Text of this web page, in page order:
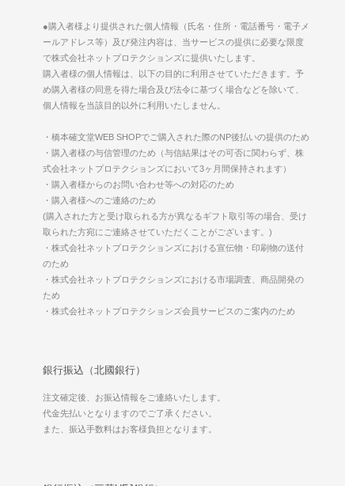
●購入者様より提供された個人情報（氏名・住所・電話番号・電子メ
ールアドレス等）及び発注内容は、当サービスの提供に必要な限度
で株式会社ネットプロテクションズに提供いたします。
購入者様の個人情報は、以下の目的に利用させていただきます。予
め購入者様の同意を得た場合及び法令に基づく場合などを除いて、
個人情報を当該目的以外に利用いたしません。
・橋本確文堂WEB SHOPでご購入された際のNP後払いの提供のため
・購入者様の与信管理のため（与信結果はその可否に関わらず、株
式会社ネットプロテクションズにおいて3ヶ月間保持されます）
・購入者様からのお問い合わせ等への対応のため
・購入者様へのご連絡のため
(購入された方と受け取られる方が異なるギフト取引等の場合、受け
取られた方宛にご連絡させていただくことがございます。)
・株式会社ネットプロテクションズにおける宣伝物・印刷物の送付
のため
・株式会社ネットプロテクションズにおける市場調査、商品開発の
ため
・株式会社ネットプロテクションズ会員サービスのご案内のため
銀行振込（北國銀行）
注文確定後、お振込情報をご連絡いたします。
代金先払いとなりますのでご了承ください。
また、振込手数料はお客様負担となります。